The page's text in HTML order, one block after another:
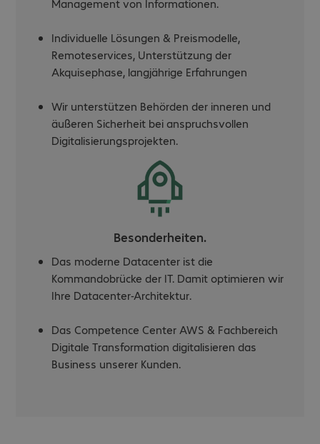
Individuelle Lösungen & Preismodelle,
Remoteservices, Unterstützung der
Akquisephase, langjährige Erfahrungen
Wir unterstützen Behörden der inneren und
äußeren Sicherheit bei anspruchsvollen
Digitalisierungsprojekten.
Besonderheiten.
Das moderne Datacenter ist die
Kommandobrücke der IT. Damit optimieren wir
Ihre Datacenter-Architektur.
Das Competence Center AWS & Fachbereich
Digitale Transformation digitalisieren das
Business unserer Kunden.